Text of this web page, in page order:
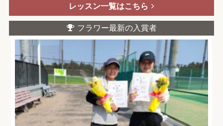
レッスン一覧はこちら
フラワー最新の入賞者